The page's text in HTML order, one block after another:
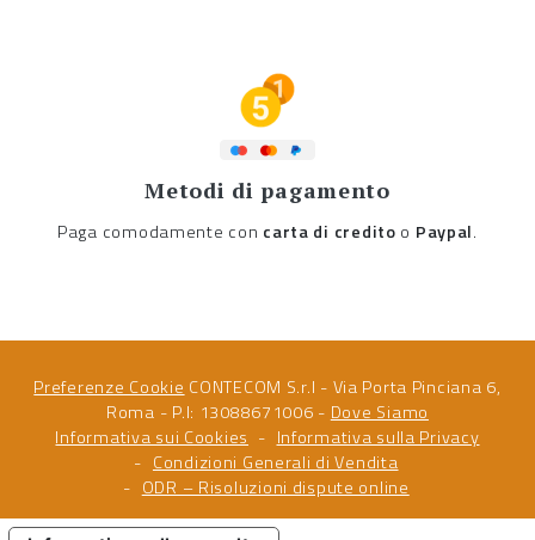
Metodi di pagamento
Paga comodamente con carta di credito o Paypal.
Preferenze Cookie CONTECOM S.r.l - Via Porta Pinciana 6,
Roma - P.I: 13088671006 -Dove Siamo
Informativa sui Cookies
Informativa sulla Privacy
Condizioni Generali di Vendita
ODR – Risoluzioni dispute online